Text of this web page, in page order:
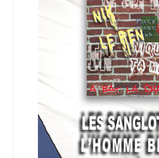
Login Customizer
Newsletter
Panier
Politique de confidentialité et
Qui sommes-nous ?
Soutien à Philippe Randa